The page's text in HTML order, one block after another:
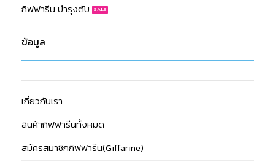
กิฟฟารีน บำรุงตับ
ข้อมูล
เกี่ยวกับเรา
สินค้ากิฟฟารีนทั้งหมด
สมัครสมาชิกกิฟฟารีน(Giffarine)